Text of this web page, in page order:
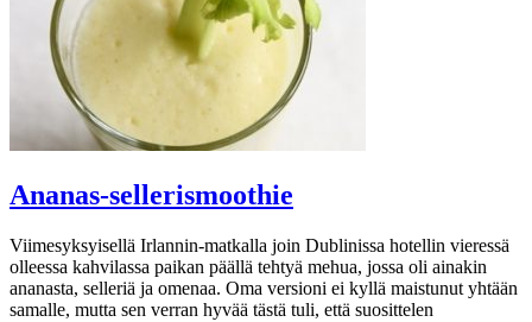
Ananas-sellerismoothie
Viimesyksyisellä Irlannin-matkalla join Dublinissa hotellin vieressä
olleessa kahvilassa paikan päällä tehtyä mehua, jossa oli ainakin
ananasta, selleriä ja omenaa. Oma versioni ei kyllä maistunut yhtään
samalle, mutta sen verran hyvää tästä tuli, että suosittelen